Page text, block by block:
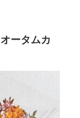
ータムカ